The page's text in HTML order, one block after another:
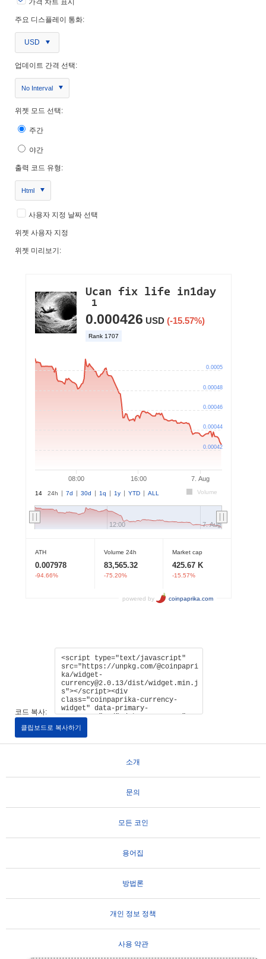
주요 디스플레이 통화:
USD
업데이트 간격 선택:
No Interval
위젯 모드 선택:
주간
야간
출력 코드 유형:
Html
사용자 지정 날짜 선택
위젯 사용자 지정
위젯 미리보기:
코드 복사:
클립보드로 복사하기
소개
문의
모든 코인
용어집
방법론
개인 정보 정책
사용 약관